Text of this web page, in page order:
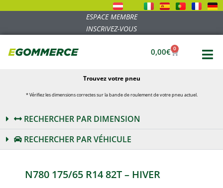
ESPACE MEMBRE
INSCRIVEZ-VOUS
0,00€ 0
Trouvez votre pneu
* Vérifiez les dimensions correctes sur la bande de roulement de votre pneu actuel.
RECHERCHER PAR DIMENSION
RECHERCHER PAR VÉHICULE
N780 175/65 R14 82T – HIVER